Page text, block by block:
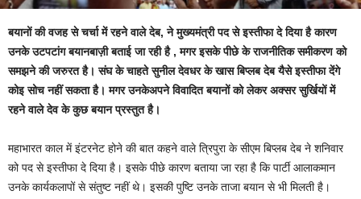
बयानों की वजह से चर्चा में रहने वाले देब, ने मुख्यमंत्री पद से इस्तीफा दे दिया है कारण
उनके उटपटांग बयानबाज़ी बताई जा रही है , मगर इसके पीछे के राजनीतिक समीकरण को
समझने की जरुरत है। संघ के चाहते सुनील देवधर के खास बिप्लब देब यैसे इस्तीफा देंगे
कोइ सोच नहीं सकता है। मगर उनकेअपने विवादित बयानों को लेकर अक्सर सुर्खियों में
रहने वाले देव के कुछ बयान प्रस्तुत है।
महाभारत काल में इंटरनेट होने की बात कहने वाले त्रिपुरा के सीएम बिप्लब देब ने शनिवार
को पद से इस्तीफा दे दिया है। इसके पीछे कारण बताया जा रहा है कि पार्टी आलाकमान
उनके कार्यकलापों से संतुष्ट नहीं थे। इसकी पुष्टि उनके ताजा बयान से भी मिलती है।